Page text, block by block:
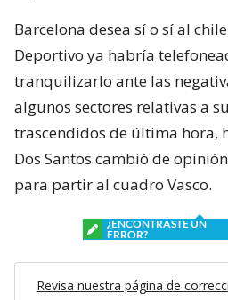
Barcelona desea sí o sí al
Deportivo ya habría
tranquilizarlo ante las
algunos sectores relativas a
trascendidos de última hora,
Dos Santos cambió de
para partir al cuadro Vasco.
¿ENCONTRASTE UN
ERROR?
Revisa nuestra página de